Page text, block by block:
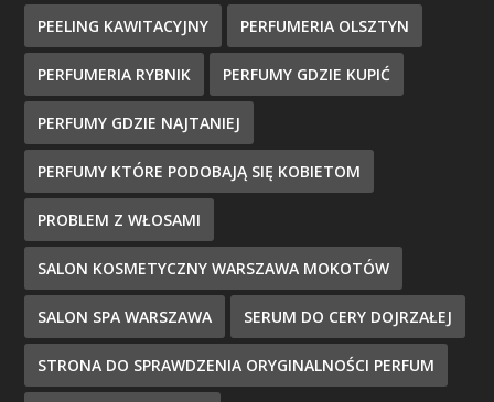
PEELING KAWITACYJNY PERFUMERIA OLSZTYN
PERFUMERIA RYBNIK PERFUMY GDZIE KUPIĆ
PERFUMY GDZIE NAJTANIEJ
PERFUMY KTÓRE PODOBAJĄ SIĘ KOBIETOM
PROBLEM Z WŁOSAMI
SALON KOSMETYCZNY WARSZAWA MOKOTÓW
SALON SPA WARSZAWA SERUM DO CERY DOJRZAŁEJ
STRONA DO SPRAWDZENIA ORYGINALNOŚCI PERFUM